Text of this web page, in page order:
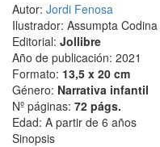
Autor: Jordi Fenosa
Ilustrador: Assumpta Codina
Editorial: Jollibre
Año de publicación: 2021
Formato: 13,5 x 20 cm
Género: Narrativa infantil
Nº páginas: 72 págs.
Edad: A partir de 6 años
Sinopsis